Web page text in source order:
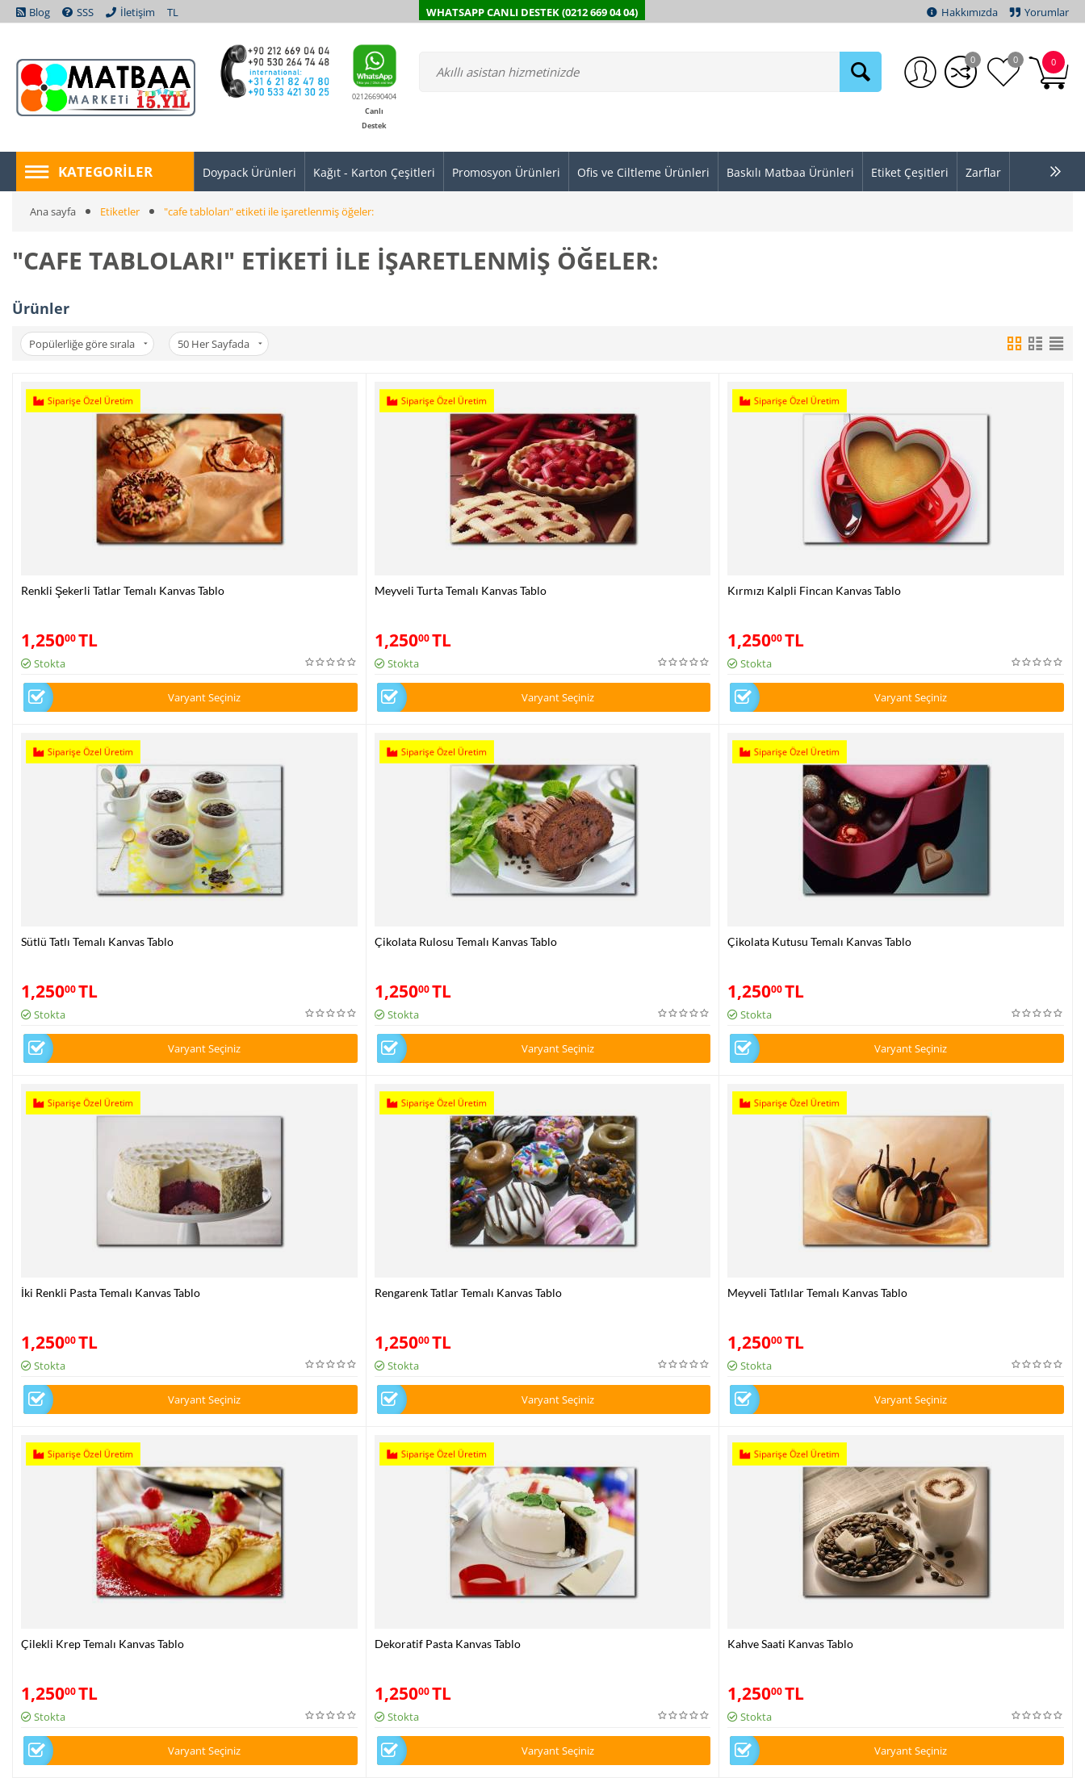
Blog SSS İletişim TL WHATSAPP CANLI DESTEK (0212 669 04 04) Hakkımızda Yorumlar
02126690404
Canlı
Destek
0
0 0
KATEGORILER Doypack Ürünleri Kağıt - Karton Çeşitleri Promosyon Ürünleri Ofis ve Ciltleme Ürünleri Baskılı Matbaa Ürünleri Etiket Çeşitleri Zarflar
Ana sayfa Etiketler "cafe tabloları" etiketi ile işaretlenmiş öğeler:
"CAFE TABLOLARI" ETIKETI ILE IŞARETLENMIŞ ÖĞELER:
Ürünler
Popülerliğe göre sırala 50 Her Sayfada
Siparişe Özel Üretim
Renkli Şekerli Tatlar Temalı Kanvas Tablo
1,25000TL
Stokta
Varyant Seçiniz
Siparişe Özel Üretim
Meyveli Turta Temalı Kanvas Tablo
1,25000 TL
Stokta
Varyant Seçiniz
Siparişe Özel Üretim
Kırmızı Kalpli Fincan Kanvas Tablo
1,25000TL
Stokta
Varyant Seçiniz
Siparişe Özel Üretim
Sütlü Tatlı Temalı Kanvas Tablo
1,25000TL
Stokta
Varyant Seçiniz
Siparişe Özel Üretim
Çikolata Rulosu Temalı Kanvas Tablo
1,25000 TL
Stokta
Varyant Seçiniz
Siparişe Özel Üretim
Çikolata Kutusu Temalı Kanvas Tablo
1,25000TL
Stokta
Varyant Seçiniz
Siparişe Özel Üretim
İki Renkli Pasta Temalı Kanvas Tablo
1,25000TL
Stokta
Varyant Seçiniz
Siparişe Özel Üretim
Rengarenk Tatlar Temalı Kanvas Tablo
1,25000 TL
Stokta
Varyant Seçiniz
Siparişe Özel Üretim
Meyveli Tatlılar Temalı Kanvas Tablo
1,25000TL
Stokta
Varyant Seçiniz
Siparişe Özel Üretim
Çilekli Krep Temalı Kanvas Tablo
1,25000TL
Stokta
Varyant Seçiniz
Siparişe Özel Üretim
Dekoratif Pasta Kanvas Tablo
1,25000 TL
Stokta
Varyant Seçiniz
Siparişe Özel Üretim
Kahve Saati Kanvas Tablo
1,25000TL
Stokta
Varyant Seçiniz